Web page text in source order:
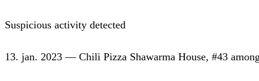
Suspicious activity detected
13. jan. 2023 — Chili Pizza Shawarma House, #43